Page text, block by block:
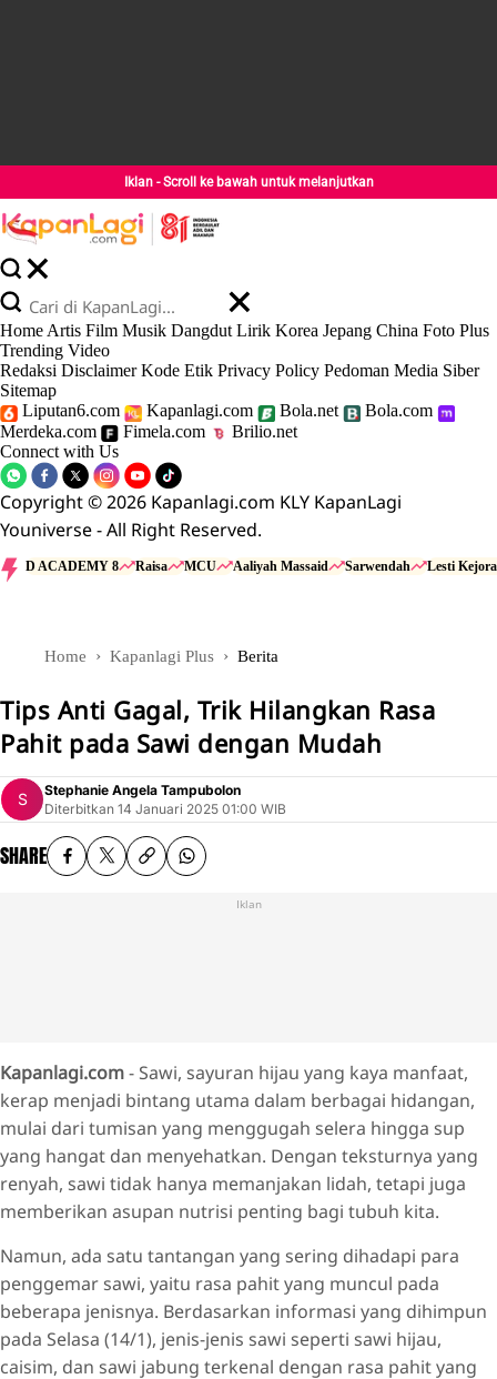
Iklan - Scroll ke bawah untuk melanjutkan
Home Artis Film Musik Dangdut Lirik Korea Jepang China Foto Plus
Trending Video
Redaksi Disclaimer Kode Etik Privacy Policy Pedoman Media Siber
Sitemap
Liputan6.com
Kapanlagi.com Bola.net
Bola.com
Merdeka.com
Fimela.com
Brilio.net
Connect with Us
Copyright © 2026 Kapanlagi.com KLY KapanLagi
Youniverse - All Right Reserved.
D ACADEMY 8 Raisa MCU Aaliyah Massaid Sarwendah Lesti Kejora
Home Kapanlagi Plus Berita
Tips Anti Gagal, Trik Hilangkan Rasa
Pahit pada Sawi dengan Mudah
Stephanie Angela Tampubolon
Diterbitkan 14 Januari 2025 01:00 WIB
SHARE
Iklan
Kapanlagi.com- Sawi, sayuran hijau yang kaya manfaat,
kerap menjadi bintang utama dalam berbagai hidangan,
mulai dari tumisan yang menggugah selera hingga sup
yang hangat dan menyehatkan. Dengan teksturnya yang
renyah, sawi tidak hanya memanjakan lidah, tetapi juga
memberikan asupan nutrisi penting bagi tubuh kita.
Namun, ada satu tantangan yang sering dihadapi para
penggemar sawi, yaitu rasa pahit yang muncul pada
beberapa jenisnya. Berdasarkan informasi yang dihimpun
pada Selasa (14/1), jenis-jenis sawi seperti sawi hijau,
caisim, dan sawi jabung terkenal dengan rasa pahit yang